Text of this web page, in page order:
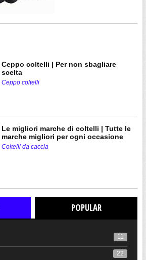
Ceppo coltelli | Per non sbagliare
scelta
Ceppo coltelli
Le migliori marche di coltelli | Tutte le
marche migliori per ogni occasione
Coltelli da caccia
POPULAR
11
22